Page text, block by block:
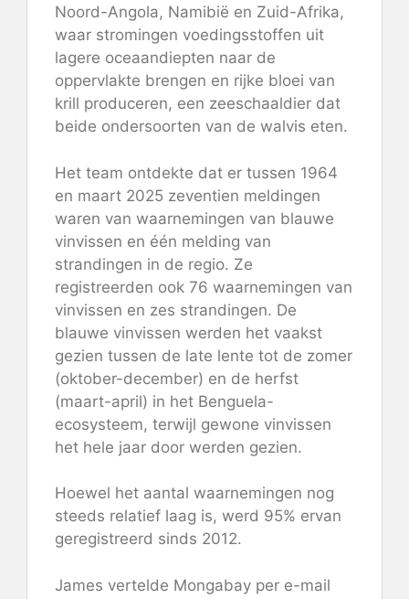
Noord-Angola, Namibië en Zuid-Afrika,
waar stromingen voedingsstoffen uit
lagere oceaandiepten naar de
oppervlakte brengen en rijke bloei van
krill produceren, een zeeschaaldier dat
beide ondersoorten van de walvis eten.
Het team ontdekte dat er tussen 1964
en maart 2025 zeventien meldingen
waren van waarnemingen van blauwe
vinvissen en één melding van
strandingen in de regio. Ze
registreerden ook 76 waarnemingen van
vinvissen en zes strandingen. De
blauwe vinvissen werden het vaakst
gezien tussen de late lente tot de zomer
(oktober-december) en de herfst
(maart-april) in het Benguela-
ecosysteem, terwijl gewone vinvissen
het hele jaar door werden gezien.
Hoewel het aantal waarnemingen nog
steeds relatief laag is, werd 95% ervan
geregistreerd sinds 2012.
James vertelde Mongabay per e-mail